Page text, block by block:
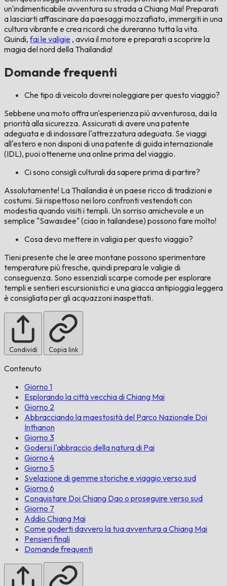
un'indimenticabile avventura su strada a Chiang Mai! Preparati
a lasciarti affascinare da paesaggi mozzafiato, immergiti in una
cultura vibrante e crea ricordi che dureranno tutta la vita.
Quindi,fai le valigie , avvia il motore e preparati a scoprire la
magia del nord della Thailandia!
Domande frequenti
Che tipo di veicolo dovrei noleggiare per questo viaggio?
Sebbene una moto offra un'esperienza più avventurosa, dai la
priorità alla sicurezza. Assicurati di avere una patente
adeguata e di indossare l'attrezzatura adeguata. Se viaggi
all'estero e non disponi di una patente di guida internazionale
(IDL), puoi ottenerne una online prima del viaggio.
Ci sono consigli culturali da sapere prima di partire?
Assolutamente! La Thailandia è un paese ricco di tradizioni e
costumi. Sii rispettoso nei loro confronti vestendoti con
modestia quando visiti i templi. Un sorriso amichevole e un
semplice "Sawasdee" (ciao in tailandese) possono fare molto!
Cosa devo mettere in valigia per questo viaggio?
Tieni presente che le aree montane possono sperimentare
temperature più fresche, quindi prepara le valigie di
conseguenza. Sono essenziali scarpe comode per esplorare
templi e sentieri escursionistici e una giacca antipioggia leggera
è consigliata per gli acquazzoni inaspettati.
Condividi Copia link
Contenuto
Giorno 1
Esplorando la città vecchia di Chiang Mai
Giorno 2
Abbracciando la maestosità del Parco Nazionale Doi
Inthanon
Giorno 3
Godersi l'abbraccio della natura di Pai
Giorno 4
Giorno 5
Svelazione di gemme storiche e viaggio verso sud
Giorno 6
Conquistare Doi Chiang Dao o proseguire verso sud
Giorno 7
Addio Chiang Mai
Come goderti davvero la tua avventura a Chiang Mai
Pensieri finali
Domande frequenti